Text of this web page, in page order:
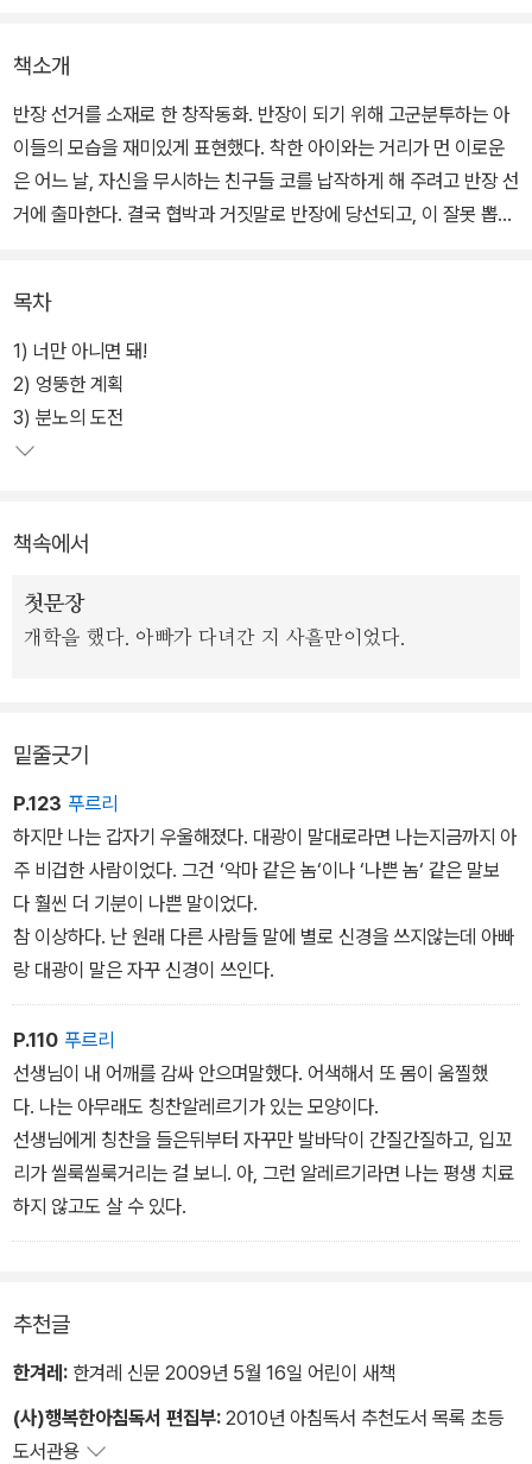
책소개
반장 선거를 소재로 한 창작동화. 반장이 되기 위해 고군분투하는 아
이들의 모습을 재미있게 표현했다. 착한 아이와는 거리가 먼 이로운
은 어느 날, 자신을 무시하는 친구들 코를 납작하게 해 주려고 반장 선
거에 출마한다. 결국 협박과 거짓말로 반장에 당선되고, 이 잘못 뽑은
이로운은 이런 현실을 어떻게 극복해 나갈까? 주변에서 흔히 볼 수
있는 말썽꾸러기 아이를 통해 선거와 반장의 진정한 의미를 깨닫게
해 주는 작품이다. 모범생과 거리가 먼 아이가 반장다운 반장이 되기
위해 노력하는 모습은 감동적으로 그려지고, 어린 독자들에게 누구나
반장이 될 수 있다는 용기를 심어 준다.
골고루 갖고 있는 사랑스러운 존재임을 알려준다. 직접 교실 안을 들
물들 마음을 잘 표현한 일러스트가 조화롭게 어우러지고 있다.
목차
1) 너만 아니면 돼!
2) 엉뚱한 계획
3) 분노의 도전
책속에서
첫문장
개학을 했다. 아빠가 다녀간 지 사흘만이었다.
밑줄긋기
P.123 푸르리
하지만 나는 갑자기 우울해졌다. 대광이 말대로라면 나는지금까지 아
주 비겁한 사람이었다. 그건 ‘악마 같은 놈‘이나 ‘나쁜 놈‘ 같은 말보
다 훨씬 더 기분이 나쁜 말이었다.
참 이상하다. 난 원래 다른 사람들 말에 별로 신경을 쓰지않는데 아빠
랑 대광이 말은 자꾸 신경이 쓰인다.
P.110 푸르리
선생님이 내 어깨를 감싸 안으며말했다. 어색해서 또 몸이 움찔했
다. 나는 아무래도 칭찬알레르기가 있는 모양이다.
선생님에게 칭찬을 들은뒤부터 자꾸만 발바닥이 간질간질하고, 입꼬
리가 씰룩씰룩거리는 걸 보니. 아, 그런 알레르기라면 나는 평생 치료
하지 않고도 살 수 있다.
추천글
한겨레: 한겨레 신문 2009년 5월 16일 어린이 새책
(사)행복한아침독서 편집부: 2010년 아침독서 추천도서 목록 초등
도서관용